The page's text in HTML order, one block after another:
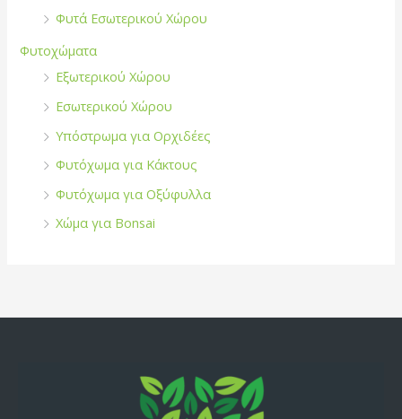
Φυτά Εσωτερικού Χώρου
Φυτοχώματα
Εξωτερικού Χώρου
Εσωτερικού Χώρου
Υπόστρωμα για Ορχιδέες
Φυτόχωμα για Κάκτους
Φυτόχωμα για Οξύφυλλα
Χώμα για Bonsai